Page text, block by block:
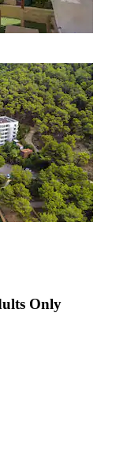
Only